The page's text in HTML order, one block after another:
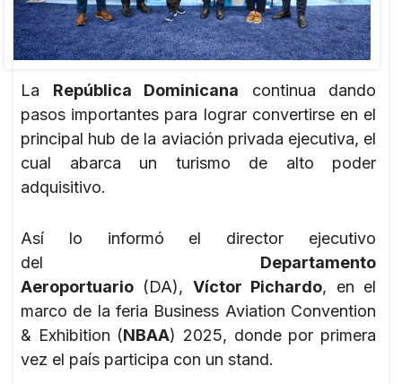
La República Dominicana continua dando
pasos importantes para lograr convertirse en el
principal hub de la aviación privada ejecutiva, el
cual abarca un turismo de alto poder
adquisitivo.
Así lo informó el director ejecutivo
del Departamento
Aeroportuario (DA), Víctor Pichardo, en el
marco de la feria Business Aviation Convention
& Exhibition (NBAA) 2025, donde por primera
vez el país participa con un stand.